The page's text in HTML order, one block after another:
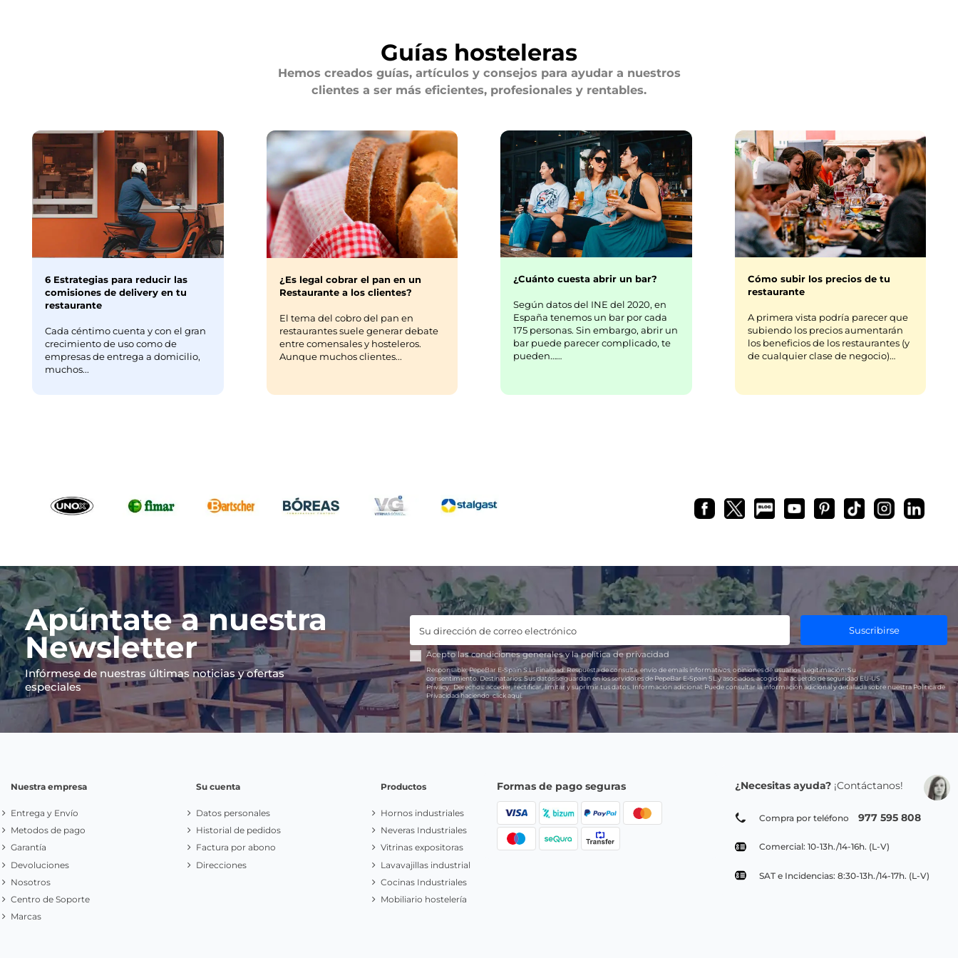
Guías hosteleras
Hemos creados guías, artículos y consejos para ayudar a nuestros
clientes a ser más eficientes, profesionales y rentables.
6 Estrategias para reducir las
comisiones de delivery en tu
restaurante
Cada céntimo cuenta y con el gran
crecimiento de uso como de
empresas de entrega a domicilio,
muchos...
¿Es legal cobrar el pan en un
Restaurante a los clientes?
El tema del cobro del pan en
restaurantes suele generar debate
entre comensales y hosteleros.
Aunque muchos clientes...
¿Cuánto cuesta abrir un bar?
Según datos del INE del 2020, en
España tenemos un bar por cada
175 personas. Sin embargo, abrir un
bar puede parecer complicado, te
pueden……
Cómo subir los precios de tu
restaurante
A primera vista podría parecer que
subiendo los precios aumentarán
los beneficios de los restaurantes (y
de cualquier clase de negocio)…
Apúntate a nuestra
Newsletter
Infórmese de nuestras últimas noticias y ofertas
especiales
Suscribirse
Acepto lascondiciones generalesy lapolítica de privacidad
Responsable:PepeBar E-Spain S.L.Finalidad:Respuesta de consulta, envío de emails informativos, opiniones de usuarios. Legitimación: Su
consentimiento.Destinatarios:Sus datos se guardan en los servidores de PepeBar E-Spain SL y asociados, acogido al acuerdo de seguridad EU-US
Privacy.Derechos:acceder, rectificar, limitar y suprimir tus datos. Información adicional:Puede consultar la información adicional y detallada sobre nuestra Política de
Privacidad haciendoclick aquí.
Nuestra empresa
Entrega y Envío
Metodos de pago
Garantía
Devoluciones
Nosotros
Centro de Soporte
Marcas
Su cuenta
Datos personales
Historial de pedidos
Factura por abono
Direcciones
Productos
Hornos industriales
Neveras Industriales
Vitrinas expositoras
Lavavajillas industrial
Cocinas Industriales
Mobiliario hostelería
Formas de pago seguras ¿Necesitas ayuda? ¡Contáctanos!
Compra por teléfono 977 595 808
Comercial: 10-13h./14-16h. (L-V)
SAT e Incidencias: 8:30-13h./14-17h. (L-V)